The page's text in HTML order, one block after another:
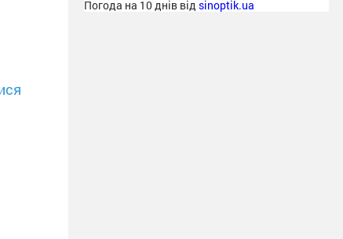
Погода на 10 днів від sinoptik.ua